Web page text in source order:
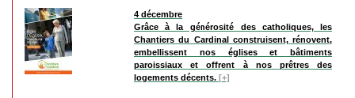
4 décembre
Grâce à la générosité des catholiques, les
Chantiers du Cardinal construisent, rénovent,
embellissent nos églises et bâtiments
paroissiaux et offrent à nos prêtres des
logements décents. [+]